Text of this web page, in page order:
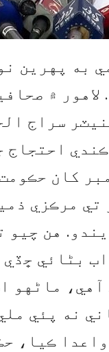
به پهرين
لاهور ۾
سراج
احتجاج
کان
آڪٽوبر تي
بڻائي
ماڻهو
نه پئي
واعدا ڪيا،